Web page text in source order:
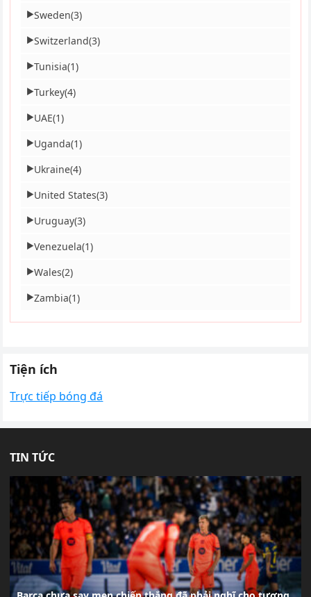
▶Sweden(3)
▶Switzerland(3)
▶Tunisia(1)
▶Turkey(4)
▶UAE(1)
▶Uganda(1)
▶Ukraine(4)
▶United States(3)
▶Uruguay(3)
▶Venezuela(1)
▶Wales(2)
▶Zambia(1)
Tiện ích
Trực tiếp bóng đá
TIN TỨC